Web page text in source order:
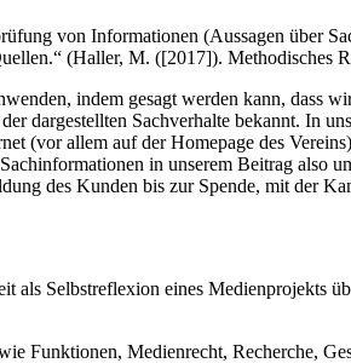
von Informationen (Aussagen über
(Haller, M. ([2017]).
indem gesagt werden kann,
dargestellten Sachverhalte bekannt. In
(vor allem auf der Homepage des
in unserem Beitrag
des Kunden bis zur Spende, mit der
als Selbstreflexion eines Medienprojekts
Funktionen, Medienrecht, Recherche,